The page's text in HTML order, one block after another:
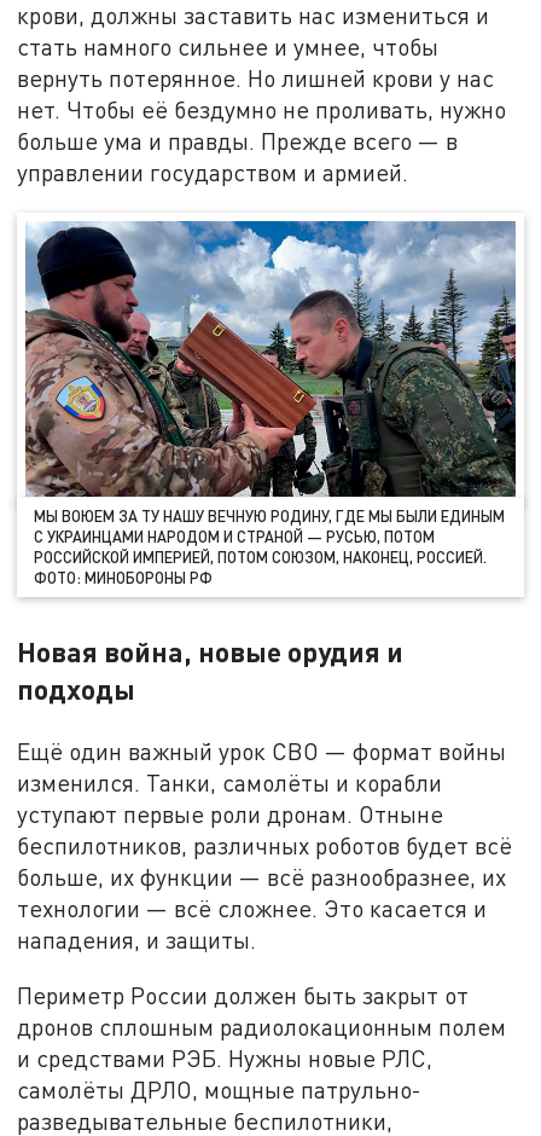
крови, должны заставить нас измениться и
стать намного сильнее и умнее, чтобы
вернуть потерянное. Но лишней крови у нас
нет. Чтобы её бездумно не проливать, нужно
больше ума и правды. Прежде всего — в
управлении государством и армией.
МЫ ВОЮЕМ ЗА ТУ НАШУ ВЕЧНУЮ РОДИНУ, ГДЕ МЫ БЫЛИ ЕДИНЫМ
С УКРАИНЦАМИ НАРОДОМ И СТРАНОЙ — РУСЬЮ, ПОТОМ
РОССИЙСКОЙ ИМПЕРИЕЙ, ПОТОМ СОЮЗОМ, НАКОНЕЦ, РОССИЕЙ.
ФОТО: МИНОБОРОНЫ РФ
Новая война, новые орудия и
подходы
Ещё один важный урок СВО — формат войны
изменился. Танки, самолёты и корабли
уступают первые роли дронам. Отныне
беспилотников, различных роботов будет всё
больше, их функции — всё разнообразнее, их
технологии — всё сложнее. Это касается и
нападения, и защиты.
Периметр России должен быть закрыт от
дронов сплошным радиолокационным полем
и средствами РЭБ. Нужны новые РЛС,
самолёты ДРЛО, мощные патрульно-
разведывательные беспилотники,